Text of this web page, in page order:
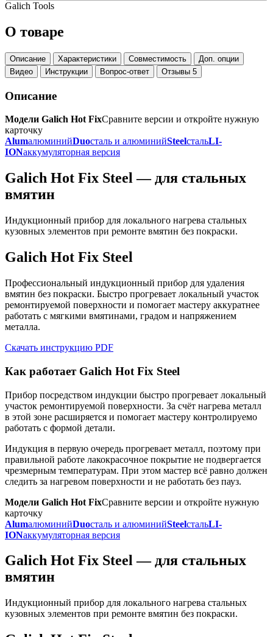
Galich Tools
О товаре
Описание Характеристики Совместимость
Доп. опции
Видео
Инструкции Вопрос-ответ Отзывы 5
Описание
Модели Galich Hot FixСравните версии и откройте нужную
карточку
AlumалюминийDuoсталь и алюминийSteelстальLI-
IONаккумуляторная версия
Galich Hot Fix Steel — для стальных
вмятин
Индукционный прибор для локального нагрева стальных
кузовных элементов при ремонте вмятин без покраски.
Galich Hot Fix Steel
Профессиональный индукционный прибор для удаления
вмятин без покраски. Быстро прогревает локальный участок
ремонтируемой поверхности и помогает мастеру аккуратнее
работать с мягкими вмятинами, градом и напряжением
металла.
Скачать инструкцию PDF
Как работает Galich Hot Fix Steel
Прибор посредством индукции быстро прогревает локальный
участок ремонтируемой поверхности. За счёт нагрева металл
в этой зоне расширяется и помогает мастеру контролируемо
работать с формой детали.
Индукция в первую очередь прогревает металл, поэтому при
правильной работе лакокрасочное покрытие не подвергается
чрезмерным температурам. При этом мастер всё равно должен
следить за нагревом поверхности и не работать без пауз.
Модели Galich Hot FixСравните версии и откройте нужную
карточку
AlumалюминийDuoсталь и алюминийSteelстальLI-
IONаккумуляторная версия
Galich Hot Fix Steel — для стальных
вмятин
Индукционный прибор для локального нагрева стальных
кузовных элементов при ремонте вмятин без покраски.